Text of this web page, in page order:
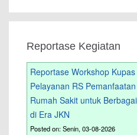
Reportase Kegiatan
Reportase Workshop
Pelayanan RS
Rumah Sakit untuk
di Era JKN
Posted on: Senin, 03-08-2026